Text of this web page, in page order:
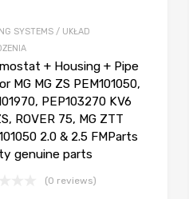
SYSTEMS / UKŁAD
+ Housing + Pipe
MG MG ZS PEM101050,
PEP103270 KV6
ROVER 75, MG ZTT
2.0 & 2.5 FMParts
genuine parts
(0 reviews)